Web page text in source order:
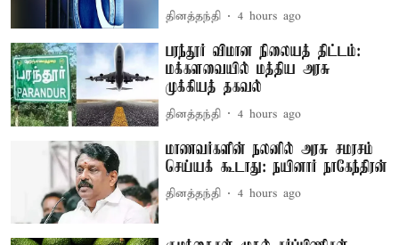
தினத்தந்தி 4 hours ago
பரந்தூர் விமான நிலையத் திட்டம்:
மக்களவையில் மத்திய அரசு
முக்கியத் தகவல்
தினத்தந்தி 4 hours ago
மாணவர்களின் நலனில் அரசு சமரசம்
செய்யக் கூடாது: நயினார் நாகேந்திரன்
தினத்தந்தி 4 hours ago